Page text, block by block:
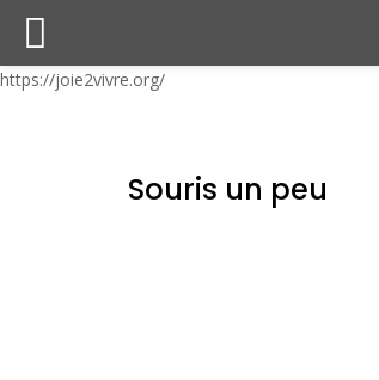
https://joie2vivre.org/
Souris un peu